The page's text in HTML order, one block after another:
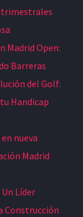
trimestrales
Madrid Open:
Barreras
del Golf:
Handicap
nueva
Madrid
Líder
Construcción